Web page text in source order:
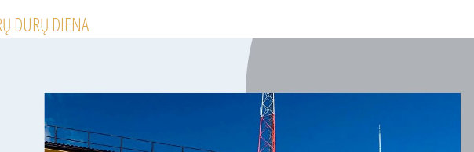
DURŲ DIENA